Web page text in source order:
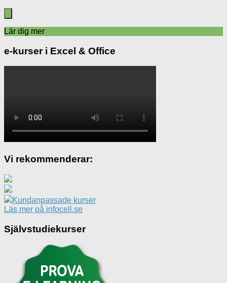
Lär dig mer
e-kurser i Excel & Office
Vi rekommenderar:
Kundanpassade kurser
Läs mer på infocell.se
Självstudiekurser